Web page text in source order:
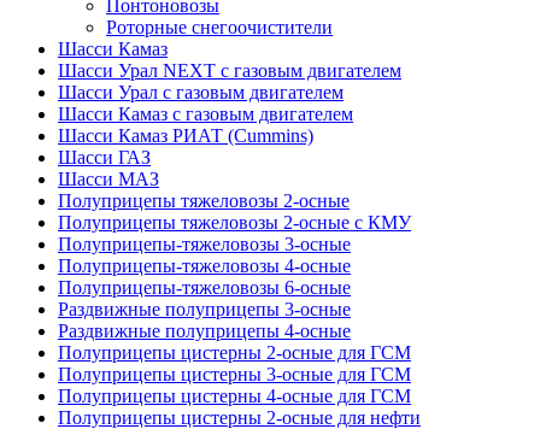
Понтоновозы
Роторные снегоочистители
Шасси Камаз
Шасси Урал NEXT с газовым двигателем
Шасси Урал с газовым двигателем
Шасси Камаз с газовым двигателем
Шасси Камаз РИАТ (Cummins)
Шасси ГАЗ
Шасси МАЗ
Полуприцепы тяжеловозы 2-осные
Полуприцепы тяжеловозы 2-осные с КМУ
Полуприцепы-тяжеловозы 3-осные
Полуприцепы-тяжеловозы 4-осные
Полуприцепы-тяжеловозы 6-осные
Раздвижные полуприцепы 3-осные
Раздвижные полуприцепы 4-осные
Полуприцепы цистерны 2-осные для ГСМ
Полуприцепы цистерны 3-осные для ГСМ
Полуприцепы цистерны 4-осные для ГСМ
Полуприцепы цистерны 2-осные для нефти